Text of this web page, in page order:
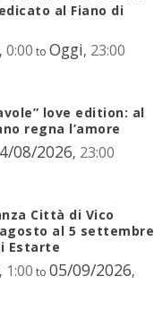
al Fiano di
, 0:00 to Oggi, 23:00
love edition: al
regna l’amore
08/2026, 23:00
Città di Vico
al 5 settembre
Estarte
, 1:00 to 05/09/2026,